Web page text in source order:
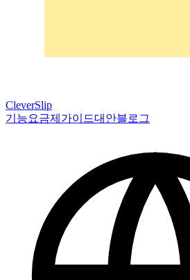
CleverSlip
기능요금제 가이드대안블로그